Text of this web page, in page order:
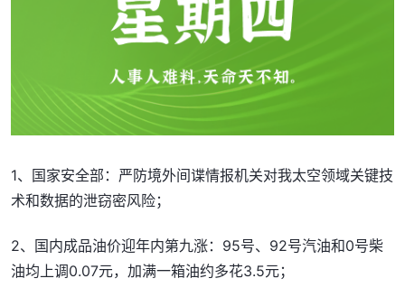
1、国家安全部：严防境外间谍情报机关对我太空领域关键技
术和数据的泄窃密风险；
2、国内成品油价迎年内第九涨：95号、92号汽油和0号柴
油均上调0.07元，加满一箱油约多花3.5元；